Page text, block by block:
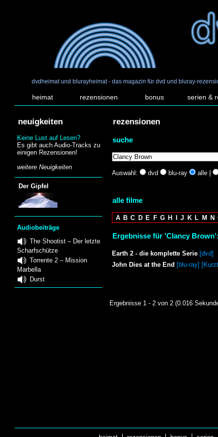
dvdheimat und blurayheimat - das magazin für dvd und bluray-
heimat rezensionen bonus serien &
neuigkeiten
Keine Lust auf Lesen?
Es gibt auch Audio-Tracks zu
einigen Rezensionen!
weitere Neuigkeiten
Der Gipfel
Audiobeiträge
The Shootist – Der letzte
Scharfschütze
Torrente 2 – Mission
Marbella
Durst
rezensionen
suche
Auswahl: dvd blu-ray alle |
alle filme
A B C D E F G H I J K L M N
Ergebnisse für 'Clancy
Earth 2 - die komplette Serie [dvd]
John Dies at the End [blu-ray]
Ergebnisse 1 - 2 von 2 (0.016